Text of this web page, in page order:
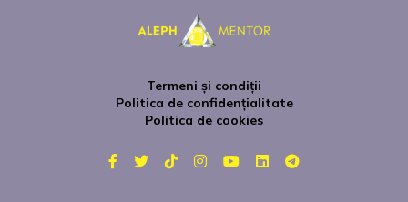
Termeni și condiții
Politica de confidențialitate
Politica de cookies